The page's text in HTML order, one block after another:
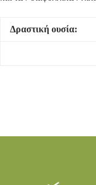
Δραστική ουσία: